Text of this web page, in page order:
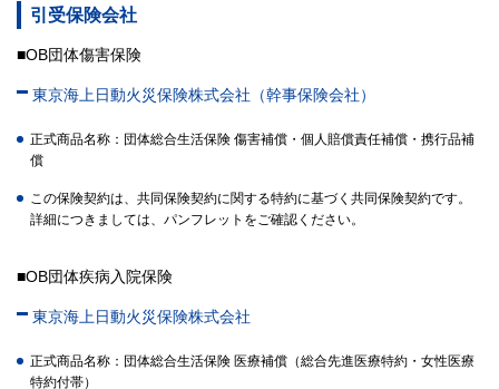
引受保険会社
■OB団体傷害保険
東京海上日動火災保険株式会社（幹事保険会社）
正式商品名称：団体総合生活保険 傷害補償・個人賠償責任補償・携行品補
償
この保険契約は、共同保険契約に関する特約に基づく共同保険契約です。
詳細につきましては、パンフレットをご確認ください。
■OB団体疾病入院保険
東京海上日動火災保険株式会社
正式商品名称：団体総合生活保険 医療補償（総合先進医療特約・女性医療
特約付帯）